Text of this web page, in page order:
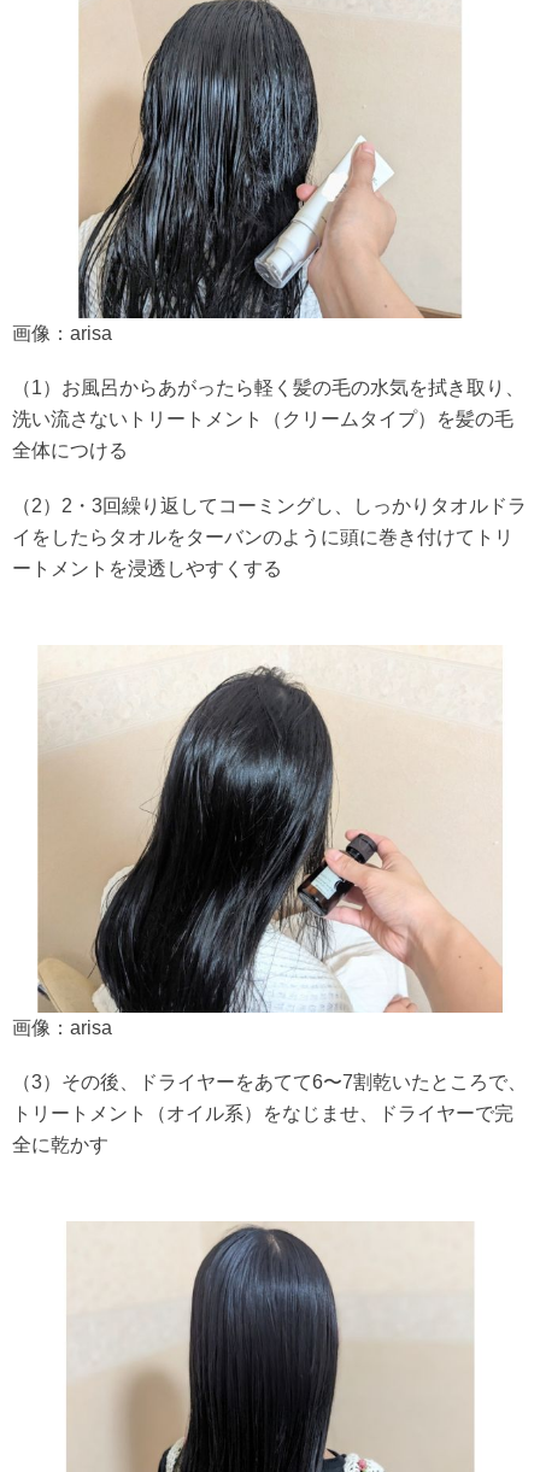
画像：arisa
（1）お風呂からあがったら軽く髪の毛の水気を拭き取り、
洗い流さないトリートメント（クリームタイプ）を髪の毛
全体につける
（2）2・3回繰り返してコーミングし、しっかりタオルドラ
イをしたらタオルをターバンのように頭に巻き付けてトリ
ートメントを浸透しやすくする
画像：arisa
（3）その後、ドライヤーをあてて6〜7割乾いたところで、
トリートメント（オイル系）をなじませ、ドライヤーで完
全に乾かす